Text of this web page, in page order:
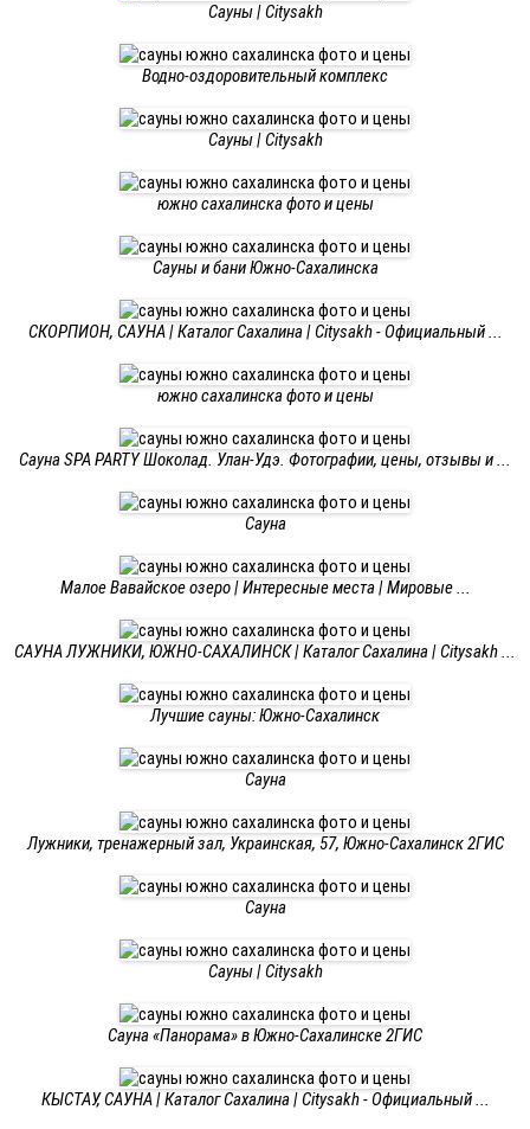
Сауны | Citysakh
Водно-оздоровительный комплекс
Сауны | Citysakh
южно сахалинска фото и цены
Сауны и бани Южно-Сахалинска
СКОРПИОН, САУНА | Каталог Сахалина | Citysakh - Официальный ...
южно сахалинска фото и цены
Сауна SPA PARTY Шоколад. Улан-Удэ. Фотографии, цены, отзывы и ...
Сауна
Малое Вавайское озеро | Интересные места | Мировые ...
САУНА ЛУЖНИКИ, ЮЖНО-САХАЛИНСК | Каталог Сахалина | Citysakh ...
Лучшие сауны: Южно-Сахалинск
Сауна
Лужники, тренажерный зал, Украинская, 57, Южно-Сахалинск 2ГИС
Сауна
Сауны | Citysakh
Сауна «Панорама» в Южно-Сахалинске 2ГИС
КЫСТАУ, САУНА | Каталог Сахалина | Citysakh - Официальный ...